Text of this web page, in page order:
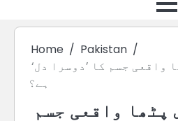
Home
Pakistan
ہے؟